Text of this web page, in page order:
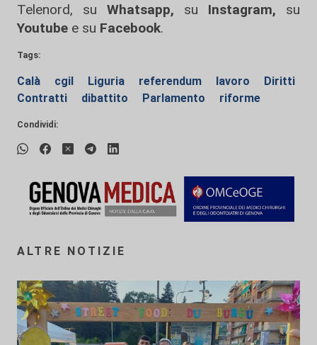
Telenord, su
Whatsapp, su Instagram, su
Youtube e su Facebook.
Tags:
Calà cgil Liguria referendum lavoro
Diritti
Contratti
dibattito Parlamento riforme
Condividi:
ALTRE NOTIZIE